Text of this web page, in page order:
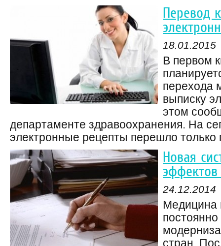
Перевод
18.01.2015
В первом
перехода
выписку
этом
департаменте здравоохранения. На
электронные рецепты перешло только
Новая
24.12.2014
Медицина
стран.